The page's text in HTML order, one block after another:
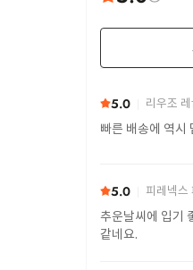
5.0 리우조
빠른 배송에 역시
5.0 피레넥
추운날씨에 입기
같네요.